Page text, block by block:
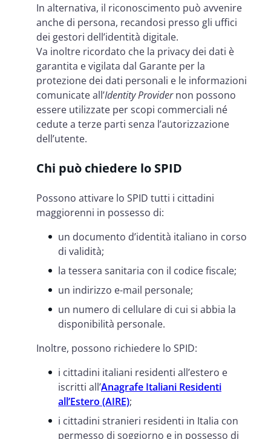
In alternativa, il riconoscimento può avvenire
anche di persona, recandosi presso gli uffici
dei gestori dell’identità digitale.
Va inoltre ricordato che la privacy dei dati è
garantita e vigilata dal Garante per la
protezione dei dati personali e le informazioni
comunicate all’Identity Providernon possono
essere utilizzate per scopi commerciali né
cedute a terze parti senza l’autorizzazione
dell’utente.
Chi può chiedere lo SPID
Possono attivare lo SPID tutti i cittadini
maggiorenni in possesso di:
un documento d’identità italiano in corso
di validità;
la tessera sanitaria con il codice fiscale;
un indirizzo e-mail personale;
un numero di cellulare di cui si abbia la
disponibilità personale.
Inoltre, possono richiedere lo SPID:
i cittadini italiani residenti all’estero e
iscritti all’Anagrafe Italiani Residenti
all’Estero (AIRE);
i cittadini stranieri residenti in Italia con
permesso di soggiorno e in possesso di